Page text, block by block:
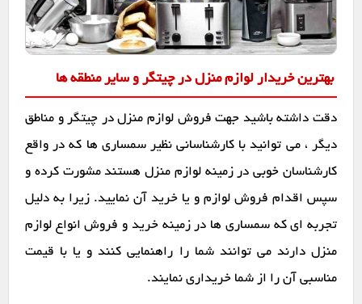
بهترین خریدار لوازم منزل در چیتگر و سایر منطقه ها
دقت داشته باشید جهت فروش لوازم منزل در چیتگر و مناطق
دیگر ، می توانید با کارشناسانی نظیر سمساری ها که در واقع
کارشناسان خوبی در زمینه لوازم منزل هستند مشورت کرده و
سپس اقدام فروش لوازم و یا خرید آن نمایید. زیرا به دلیل
تجربه ای که سمساری ها در زمینه خرید و فروش انواع لوازم
منزل دارند می توانند شما را راهنمایی کنند و یا با قیمت
مناسبی آن را از شما خریداری نمایند.